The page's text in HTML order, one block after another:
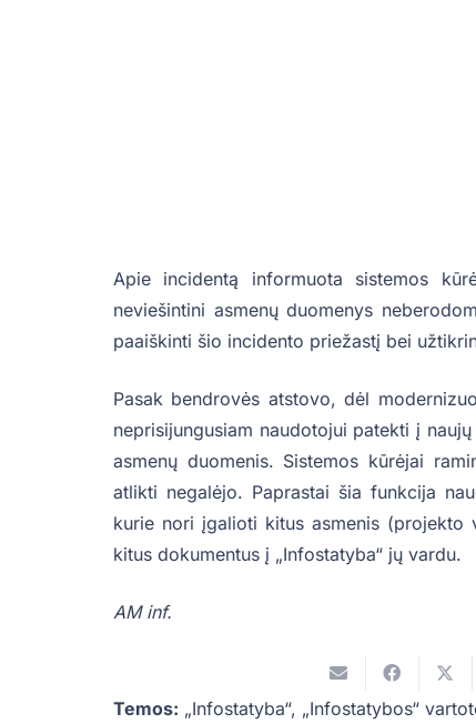
Apie incidentą informuota sistemos
neviešintini asmenų duomenys
paaiškinti šio incidento priežastį bei
Pasak bendrovės atstovo, dėl
neprisijungusiam naudotojui patekti į
asmenų duomenis. Sistemos kūrėjai
atlikti negalėjo. Paprastai šia funkcija
kurie nori įgalioti kitus asmenis
kitus dokumentus į „Infostatyba“ jų vardu.
AM inf.
Temos: „Infostatyba“, „Infostatybos“